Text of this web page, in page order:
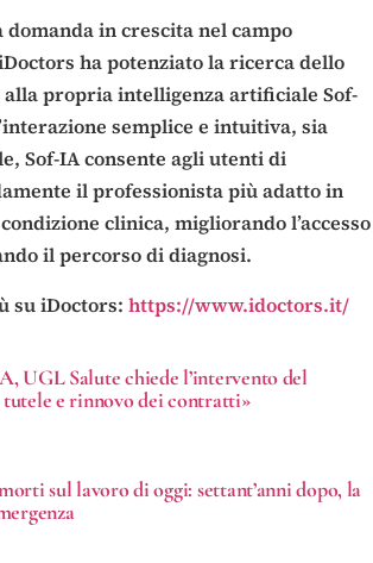
in crescita nel campo
ha potenziato la ricerca dello
alla propria intelligenza artificiale Sof-
semplice e intuitiva, sia
Sof-IA consente agli utenti di
il professionista più adatto in
clinica, migliorando l’accesso
il percorso di diagnosi.
su iDoctors: https://www.idoctors.it/
UGL Salute chiede l’intervento del
tutele e rinnovo dei contratti»
sul lavoro di oggi: settant’anni dopo, la